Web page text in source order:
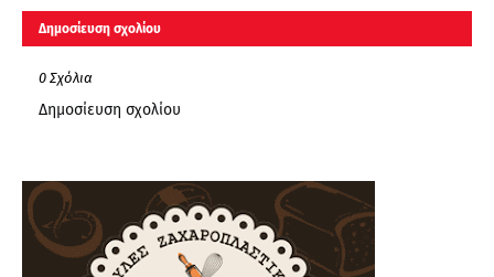
Δημοσίευση σχολίου
0 Σχόλια
Δημοσίευση σχολίου